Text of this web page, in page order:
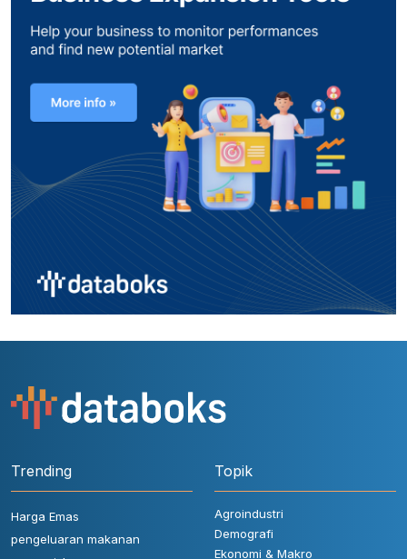
Trending
Harga Emas
pengeluaran makanan
Topik
Agroindustri
Demografi
Ekonomi & Makro